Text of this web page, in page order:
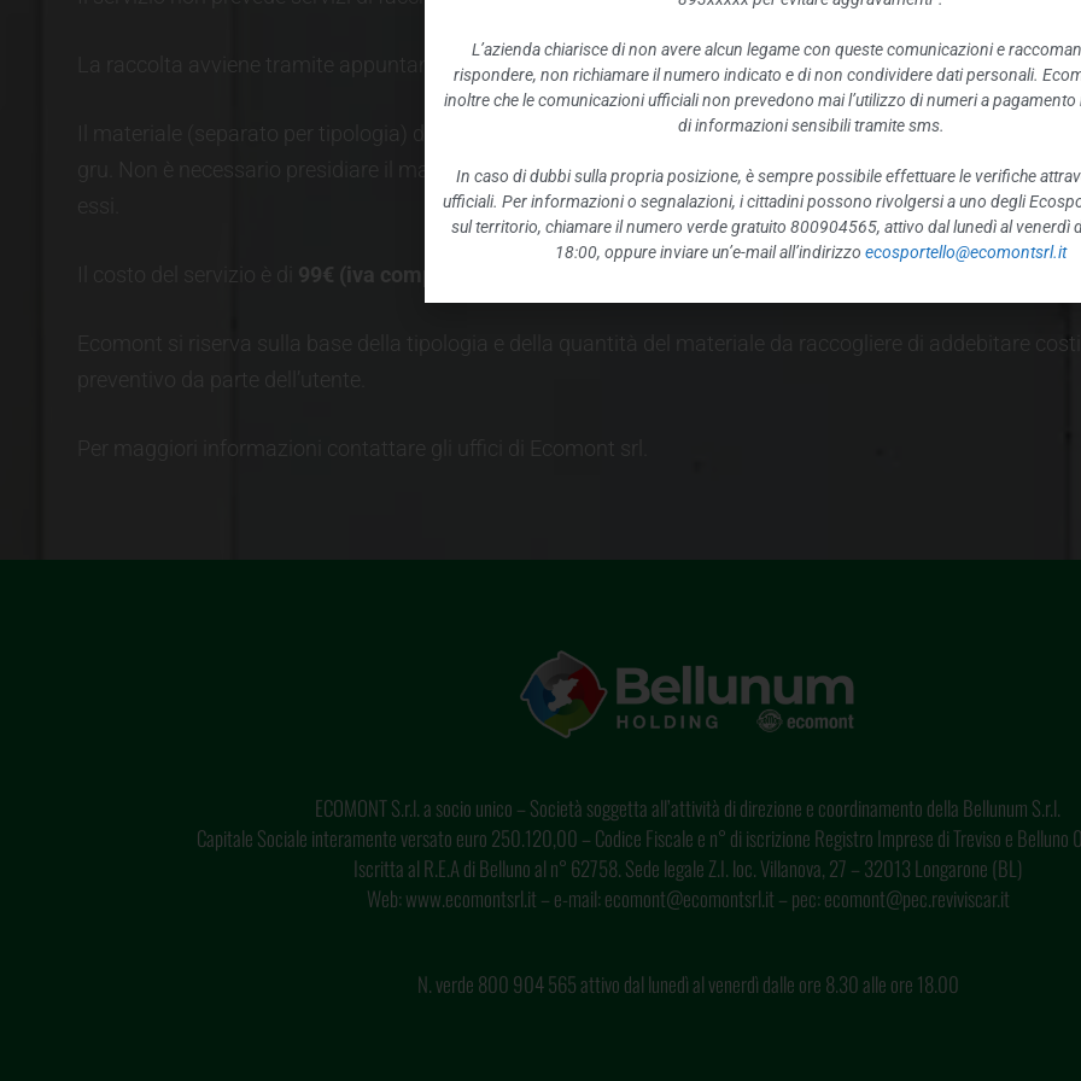
La raccolta avviene tramite appuntamento, previa prenotazione.
Il materiale (separato per tipologia) deve essere esposto ll’utente all’esterno dell’abitazione/locale, in un
Non è necessario presidiare il materiale esposto, tuttavia è richiestodi assicurarsi che questo non
Il costo del servizio è di 99€ (iva compresa) ad intervento
Ecomont si riserva sulla base della tipologia e della quantità del materiale da raccogliere di addebitare
preventivo da parte dell’utente.
Per maggiori informazioni contattare gli uffici di Ecomont srl.
ECOMONT S.r.l. a socio unico – Società soggetta all’attività di direzione e coordinamento della Bellunum S.r.l.
Capitale Sociale interamente versato euro 250.120,00 – Codice Fiscale e n° di iscrizione Registro Imprese di Treviso e
Iscritta al R.E.A di Belluno al n° 62758. Sede legale Z.I. loc. Villanova, 27 – 32013 Longarone (BL)
Web: www.ecomontsrl.it – e-mail: ecomont@ecomontsrl.it – pec: ecomont@pec.reviviscar.it
N. verde 800 904 565 attivo dal lunedì al venerdì dalle ore 8.30 alle ore 18.00
L’azienda chiarisce di non avere alcun legame con queste comunicazioni e
rispondere, non richiamare il numero indicato e di non condividere dati personali.
inoltre che le comunicazioni ufficiali non prevedono mai l’utilizzo di numeri a pagamento
di informazioni sensibili tramite sms.
In caso di dubbi sulla propria posizione, è sempre possibile effettuare le verifiche
ufficiali. Per informazioni o segnalazioni, i cittadini possono rivolgersi a uno degli
sul territorio, chiamare il numero verde gratuito 800904565, attivo dal lunedì al venerdì
18:00, oppure inviare un’e-mail all’indirizzo ecosportello@ecomontsrl.it